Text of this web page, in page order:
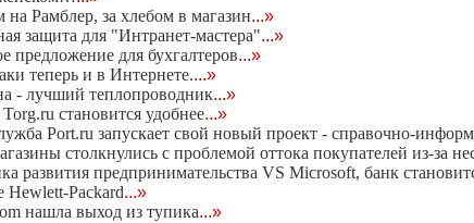
на Рамблер, за хлебом в магазин...»
защита для "Интранет-мастера"...»
предложение для бухгалтеров...»
теперь и в Интернете....»
- лучший теплопроводник...»
становится удобнее...»
Port.ru запускает свой новый проект - справочно-
столкнулись с проблемой оттока покупателей из-за
развития предпринимательства VS Microsoft, банк
Hewlett-Packard...»
нашла выход из тупика...»